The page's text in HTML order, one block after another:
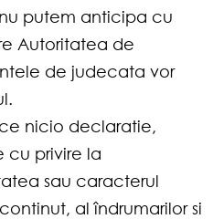
putem anticipa cu
Autoritatea de
de judecata vor
nicio declaratie,
cu privire la
sau caracterul
al îndrumarilor si